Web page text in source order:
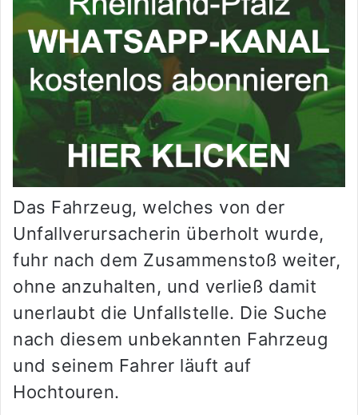
Das Fahrzeug, welches von der
Unfallverursacherin überholt wurde,
fuhr nach dem Zusammenstoß weiter,
ohne anzuhalten, und verließ damit
unerlaubt die Unfallstelle. Die Suche
nach diesem unbekannten Fahrzeug
und seinem Fahrer läuft auf
Hochtouren.